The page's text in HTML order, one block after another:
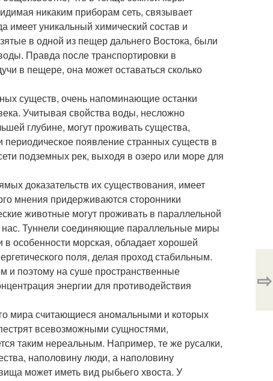
никаким приборам сеть, связывает
уникальный химический состав и
в одной из пещер дальнего Востока, были
Правда после транспортировки в
в пещере, она может оставаться сколько
существ, очень напоминающие останки
Учитывая свойства воды, несложно
глубине, могут проживать существа,
появление странных существ в
подземных рек, выходя в озеро или море для
доказательств их существования, имеет
мнения придерживаются сторонники
животные могут проживать в параллельной
нас. Туннели соединяющие параллельные миры
в особенности морская, обладает хорошей
поля, делая проход стабильным.
и поэтому на суше пространственные
энергии для противодействия
мира считающиеся аномальными и которых
всевозможными сущностями,
таким нереальным. Например, те же русалки,
наполовину люди, а наполовину
может иметь вид рыбьего хвоста. У
⇨